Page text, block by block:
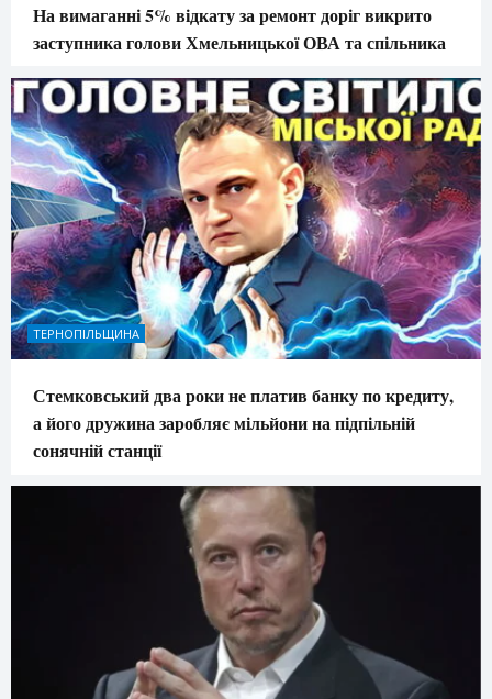
На вимаганні 5% відкату за ремонт доріг викрито
заступника голови Хмельницької ОВА та спільника
ТЕРНОПІЛЬЩИНА
Стемковський два роки не платив банку по кредиту,
а його дружина заробляє мільйони на підпільній
сонячній станції